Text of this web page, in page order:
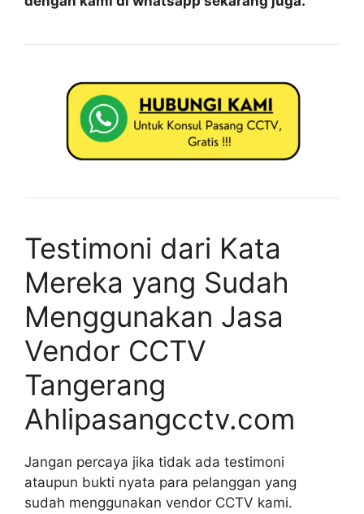
Testimoni dari Kata
Mereka yang Sudah
Menggunakan Jasa
Vendor CCTV
Tangerang
Ahlipasangcctv.com
Jangan percaya jika tidak ada testimoni
ataupun bukti nyata para pelanggan yang
sudah menggunakan vendor CCTV kami.